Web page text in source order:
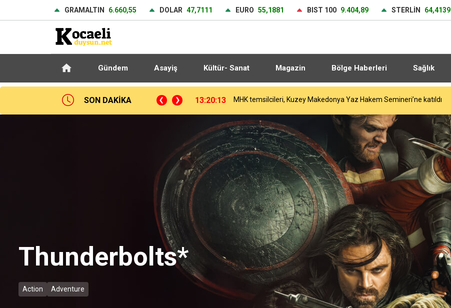
GRAMALTIN 6.660,55 DOLAR 47,7111 EURO 55,1881 BIST 100 9.404,89 STERLİN 64,4139
Gündem Asayiş Kültür- Sanat Magazin Bölge Haberleri Sağlık
SON DAKİKA 13:20:13 MHK temsilcileri, Kuzey Makedonya Yaz Hakem Semineri’ne katıldı
Thunderbolts*
Action Adventure